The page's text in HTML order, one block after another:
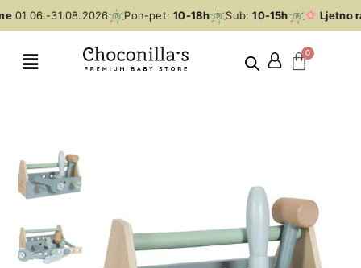
01.06.-31.08.2026 Pon-pet:10-18h Sub: 10-15h Ljetno